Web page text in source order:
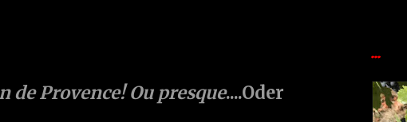
de Provence! Ou presque....Oder
...